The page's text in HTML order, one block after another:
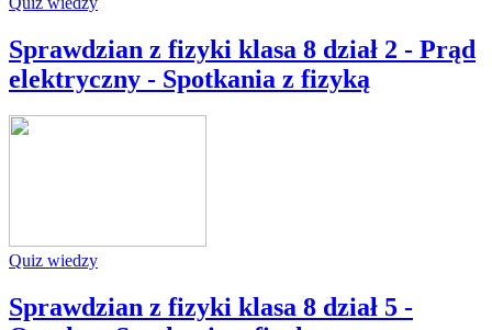
Sprawdzian z fizyki klasa 8 dział 2 - Prąd
elektryczny - Spotkania z fizyką
Quiz wiedzy
Sprawdzian z fizyki klasa 8 dział 5 -